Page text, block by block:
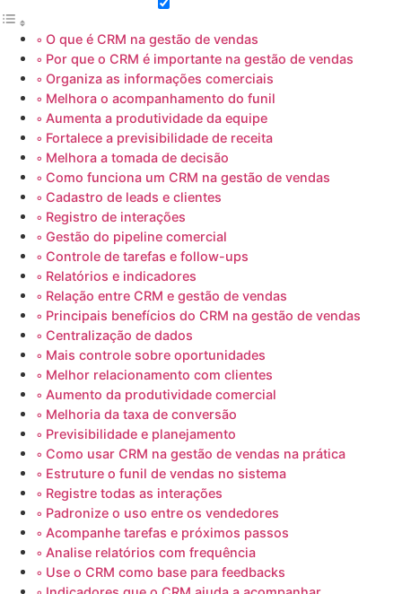
O que é CRM na gestão de vendas
Por que o CRM é importante na gestão de vendas
Organiza as informações comerciais
Melhora o acompanhamento do funil
Aumenta a produtividade da equipe
Fortalece a previsibilidade de receita
Melhora a tomada de decisão
Como funciona um CRM na gestão de vendas
Cadastro de leads e clientes
Registro de interações
Gestão do pipeline comercial
Controle de tarefas e follow-ups
Relatórios e indicadores
Relação entre CRM e gestão de vendas
Principais benefícios do CRM na gestão de vendas
Centralização de dados
Mais controle sobre oportunidades
Melhor relacionamento com clientes
Aumento da produtividade comercial
Melhoria da taxa de conversão
Previsibilidade e planejamento
Como usar CRM na gestão de vendas na prática
Estruture o funil de vendas no sistema
Registre todas as interações
Padronize o uso entre os vendedores
Acompanhe tarefas e próximos passos
Analise relatórios com frequência
Use o CRM como base para feedbacks